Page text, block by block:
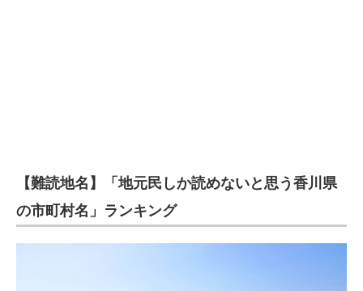
【難読地名】「地元民しか読めないと思う香川県
の市町村名」ランキング